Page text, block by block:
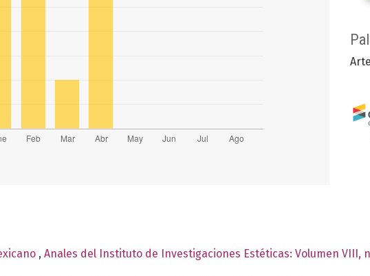
, Anales del Instituto de Investigaciones Estéticas: Volumen VIII,